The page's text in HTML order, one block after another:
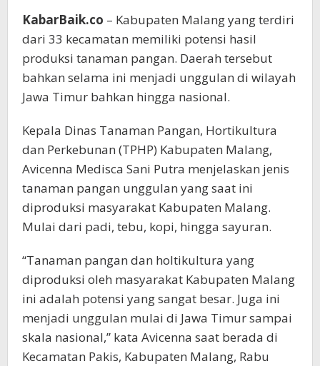
KabarBaik.co – Kabupaten Malang yang terdiri
dari 33 kecamatan memiliki potensi hasil
produksi tanaman pangan. Daerah tersebut
bahkan selama ini menjadi unggulan di wilayah
Jawa Timur bahkan hingga nasional.
Kepala Dinas Tanaman Pangan, Hortikultura
dan Perkebunan (TPHP) Kabupaten Malang,
Avicenna Medisca Sani Putra menjelaskan jenis
tanaman pangan unggulan yang saat ini
diproduksi masyarakat Kabupaten Malang.
Mulai dari padi, tebu, kopi, hingga sayuran.
“Tanaman pangan dan holtikultura yang
diproduksi oleh masyarakat Kabupaten Malang
ini adalah potensi yang sangat besar. Juga ini
menjadi unggulan mulai di Jawa Timur sampai
skala nasional,” kata Avicenna saat berada di
Kecamatan Pakis, Kabupaten Malang, Rabu